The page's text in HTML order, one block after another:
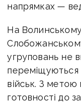
напрямках —
На
угруповань не
переміщуються
військ. З метою
готовності до